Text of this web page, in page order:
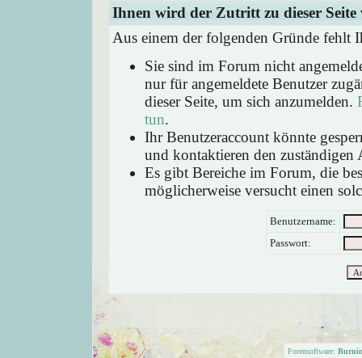
Ihnen wird der Zutritt zu dieser Seite
Aus einem der folgenden Gründe fehlt
Sie sind im Forum nicht
nur für angemeldete Benutzer
dieser Seite, um sich anzumelden.
tun.
Ihr Benutzeraccount könnte
und kontaktieren den zuständigen
Es gibt Bereiche im Forum, die
möglicherweise versucht einen
Benutzername:
Passwort:
Forensoftware: